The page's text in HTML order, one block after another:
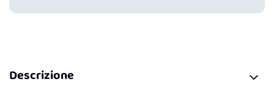
Descrizione